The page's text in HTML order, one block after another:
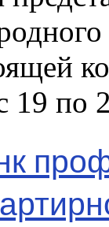
19 по